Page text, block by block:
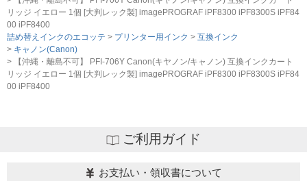
リッジ イエロー 1個 [大判レック製] imagePROGRAF iPF8300 iPF8300S iPF84
00 iPF8400
詰め替えインクのエコッテ
プリンター用インク
互換インク
キャノン(Canon)
【沖縄・離島不可】 PFI-706Y Canon(キヤノン/キャノン) 互換インクカート
リッジ イエロー 1個 [大判レック製] imagePROGRAF iPF8300 iPF8300S iPF84
00 iPF8400
ご利用ガイド
お支払い・領収書について